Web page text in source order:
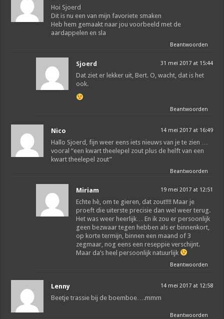
Hoi Sjoerd
Dit is nu een van mijn favoriete smaken
Heb hem gemaakt naar jou voorbeeld met de
aardappelen en sla
Beantwoorden
Sjoerd 31 mei 2017 at 15:44
Dat ziet er lekker uit, Bert. O, wacht, dat is het
ook.
Beantwoorden
Nico 14 mei 2017 at 16:49
Hallo Sjoerd, fijn weer eens iets nieuws van je te zien …
vooral “een kwart theelepel zout plus de helft van een
kwart theelepel zout”
Beantwoorden
Miriam 19 mei 2017 at 12:51
Echte hè, om te gieren, dat zout!!!! Maar je
proeft die uiterste precisie dan wel weer terug.
Het was weer heerlijk… En ik zou er persoonlijk
geen bezwaar tegen hebben als er binnenkort,
op korte termijn, binnen een maand of 3
zegmaar, nog eens een reseppie verschijnt.
Maar da’s heel persoonlijk natuurlijk
Beantwoorden
Lenny 14 mei 2017 at 12:58
Beetje trassie bij de boemboe….mmm
Beantwoorden